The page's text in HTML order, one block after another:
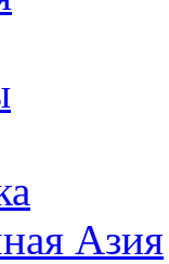
Азия